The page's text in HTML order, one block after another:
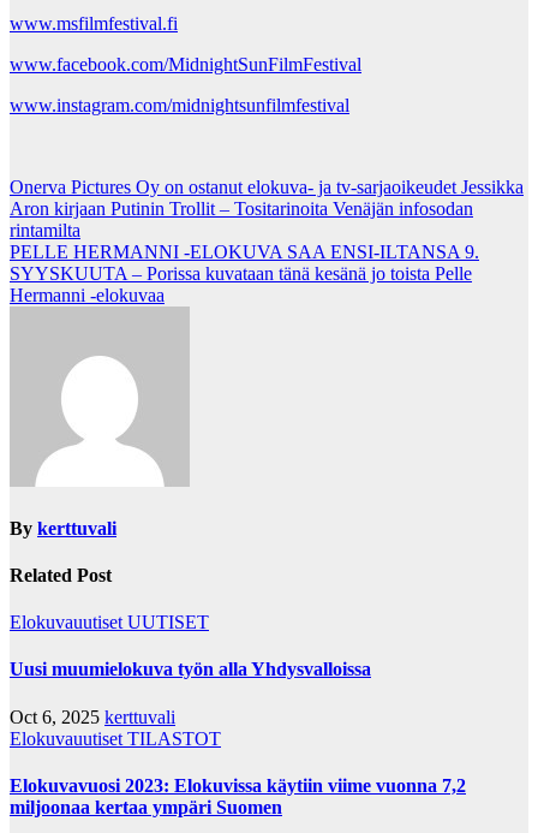
www.msfilmfestival.fi
www.facebook.com/MidnightSunFilmFestival
www.instagram.com/midnightsunfilmfestival
Post
navigation
Onerva Pictures Oy on ostanut elokuva- ja tv-sarjaoikeudet Jessikka
Aron kirjaan Putinin Trollit – Tositarinoita Venäjän infosodan
rintamilta
PELLE HERMANNI -ELOKUVA SAA ENSI-ILTANSA 9.
SYYSKUUTA – Porissa kuvataan tänä kesänä jo toista Pelle
Hermanni -elokuvaa
By kerttuvali
Related Post
Elokuvauutiset UUTISET
Uusi muumielokuva työn alla Yhdysvalloissa
Oct 6, 2025 kerttuvali
Elokuvauutiset TILASTOT
Elokuvavuosi 2023: Elokuvissa käytiin viime vuonna 7,2
miljoonaa kertaa ympäri Suomen